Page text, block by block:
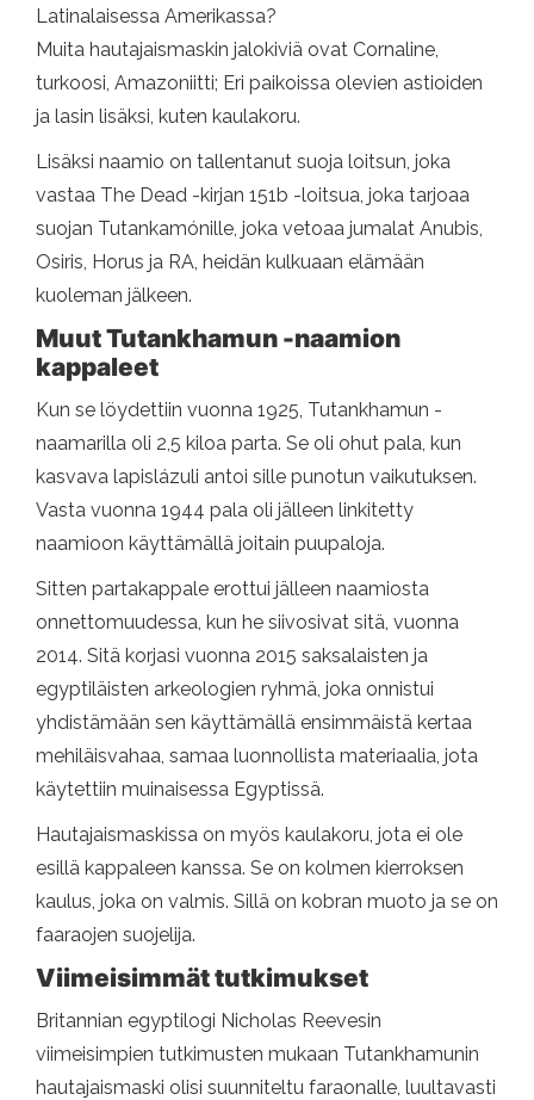
Latinalaisessa Amerikassa?
Muita hautajaismaskin jalokiviä ovat Cornaline,
turkoosi, Amazoniitti; Eri paikoissa olevien astioiden
ja lasin lisäksi, kuten kaulakoru.
Lisäksi naamio on tallentanut suoja loitsun, joka
vastaa The Dead -kirjan 151b -loitsua, joka tarjoaa
suojan Tutankamónille, joka vetoaa jumalat Anubis,
Osiris, Horus ja RA, heidän kulkuaan elämään
kuoleman jälkeen.
Muut Tutankhamun -naamion
kappaleet
Kun se löydettiin vuonna 1925, Tutankhamun -
naamarilla oli 2,5 kiloa parta. Se oli ohut pala, kun
kasvava lapislázuli antoi sille punotun vaikutuksen.
Vasta vuonna 1944 pala oli jälleen linkitetty
naamioon käyttämällä joitain puupaloja.
Sitten partakappale erottui jälleen naamiosta
onnettomuudessa, kun he siivosivat sitä, vuonna
2014. Sitä korjasi vuonna 2015 saksalaisten ja
egyptiläisten arkeologien ryhmä, joka onnistui
yhdistämään sen käyttämällä ensimmäistä kertaa
mehiläisvahaa, samaa luonnollista materiaalia, jota
käytettiin muinaisessa Egyptissä.
Hautajaismaskissa on myös kaulakoru, jota ei ole
esillä kappaleen kanssa. Se on kolmen kierroksen
kaulus, joka on valmis. Sillä on kobran muoto ja se on
faaraojen suojelija.
Viimeisimmät tutkimukset
Britannian egyptilogi Nicholas Reevesin
viimeisimpien tutkimusten mukaan Tutankhamunin
hautajaismaski olisi suunniteltu faraonalle, luultavasti